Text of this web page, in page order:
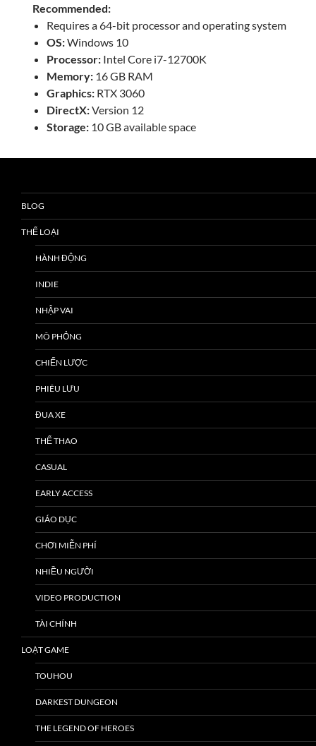
Recommended:
Requires a 64-bit processor and operating system
OS:Windows 10
Processor: Intel Core i7-12700K
Memory: 16 GB RAM
Graphics: RTX 3060
DirectX:Version 12
Storage: 10 GB available space
BLOG
THỂ LOẠI
HÀNH ĐỘNG
INDIE
NHẬP VAI
MÔ PHỎNG
CHIẾN LƯỢC
PHIÊU LƯU
ĐUA XE
THỂ THAO
CASUAL
EARLY ACCESS
GIÁO DỤC
CHƠI MIỄN PHÍ
NHIỀU NGƯỜI
VIDEO PRODUCTION
TÀI CHÍNH
LOẠT GAME
TOUHOU
DARKEST DUNGEON
THE LEGEND OF HEROES